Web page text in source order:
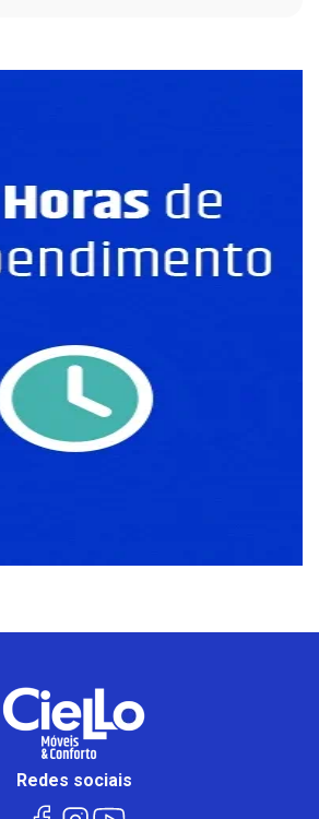
Redes sociais